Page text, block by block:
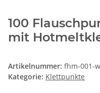
100
mit
Artikelnummer: fhm-001-
Kategorie: Klettpunkte